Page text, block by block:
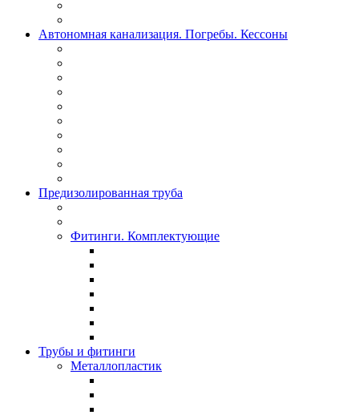
Автономная канализация. Погребы. Кессоны
Предизолированная труба
Фитинги. Комплектующие
Трубы и фитинги
Металлопластик